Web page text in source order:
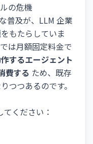
の危機
普及が、LLM 企業
もたらしていま
は月額固定料金で
するエージェント
費する ため、既存
つつあるのです。
ください：